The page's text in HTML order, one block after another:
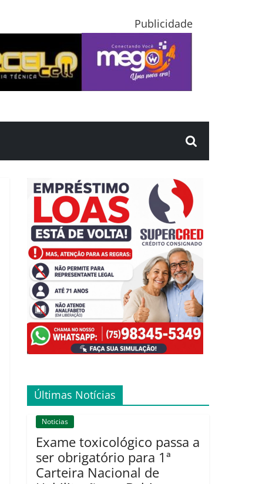
Publicidade
Últimas Notícias
Noticias
Exame toxicológico passa a
ser obrigatório para 1ª
Carteira Nacional de